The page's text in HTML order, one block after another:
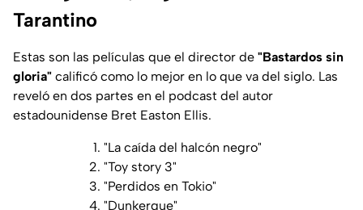
Tarantino
Estas son las películas que el director de "Bastardos sin
gloria" calificó como lo mejor en lo que va del siglo. Las
reveló en dos partes en el podcast del autor
estadounidense Bret Easton Ellis.
"La caída del halcón negro"
"Toy story 3"
"Perdidos en Tokio"
"Dunkerque"